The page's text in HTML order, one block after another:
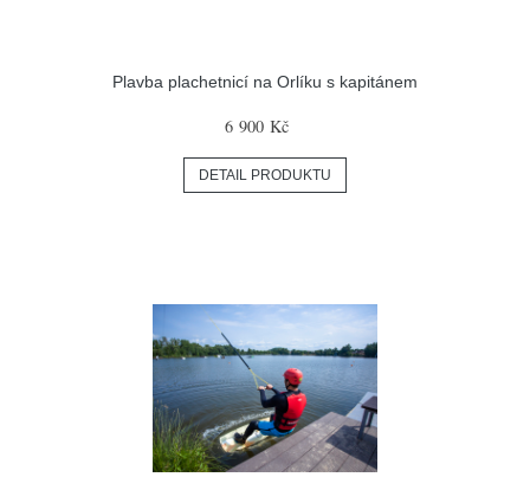
Plavba plachetnicí na Orlíku s kapitánem
6 900 Kč
DETAIL PRODUKTU